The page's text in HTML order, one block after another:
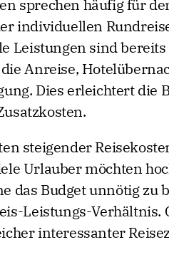
sprechen häufig für
individuellen
Leistungen sind
Anreise,
Dies erleichtert die
steigender
Urlauber möchten
das Budget unnötig zu
Leistungs-Verhältnis.
interessanter